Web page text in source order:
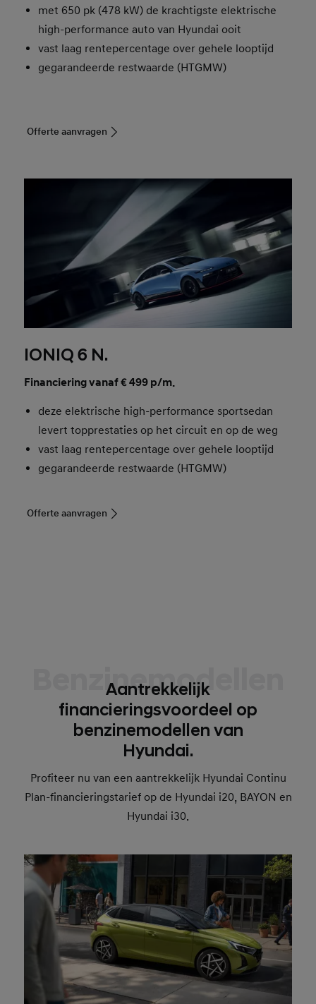
met 650 pk (478 kW) de krachtigste elektrische
high-performance auto van Hyundai ooit
vast laag rentepercentage over gehele looptijd
gegarandeerde restwaarde (HTGMW)
Offerte aanvragen
IONIQ 6 N.
Financiering vanaf € 499 p/m.
deze elektrische high-performance sportsedan
levert topprestaties op het circuit en op de weg
vast laag rentepercentage over gehele looptijd
gegarandeerde restwaarde (HTGMW)
Offerte aanvragen
Benzinemodellen
Aantrekkelijk
financieringsvoordeel op
benzinemodellen van
Hyundai.
Profiteer nu van een aantrekkelijk Hyundai Continu
Plan-financieringstarief op de Hyundai i20, BAYON en
Hyundai i30.